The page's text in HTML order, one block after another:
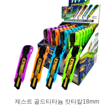
제스트 골드티타늄 캇타칼18mm